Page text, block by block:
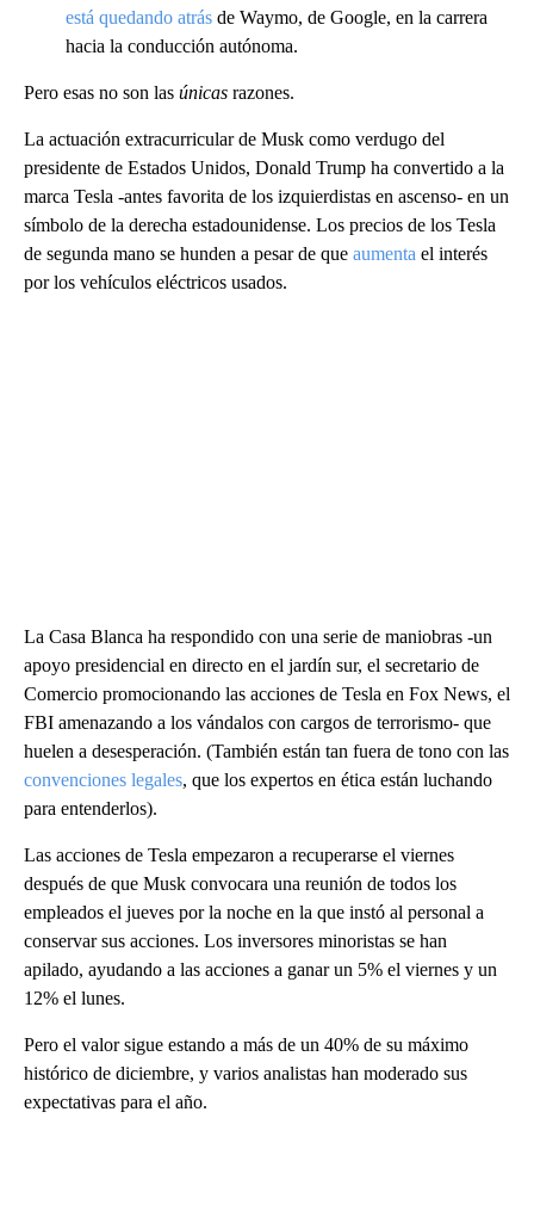
está quedando atrás de Waymo, de Google, en la carrera
hacia la conducción autónoma.
Pero esas no son las únicas razones.
La actuación extracurricular de Musk como verdugo del
presidente de Estados Unidos, Donald Trump ha convertido a la
marca Tesla -antes favorita de los izquierdistas en ascenso- en un
símbolo de la derecha estadounidense. Los precios de los Tesla
de segunda mano se hunden a pesar de que aumenta el interés
por los vehículos eléctricos usados.
La Casa Blanca ha respondido con una serie de maniobras -un
apoyo presidencial en directo en el jardín sur, el secretario de
Comercio promocionando las acciones de Tesla en Fox News, el
FBI amenazando a los vándalos con cargos de terrorismo- que
huelen a desesperación. (También están tan fuera de tono con las
convenciones legales, que los expertos en ética están luchando
para entenderlos).
Las acciones de Tesla empezaron a recuperarse el viernes
después de que Musk convocara una reunión de todos los
empleados el jueves por la noche en la que instó al personal a
conservar sus acciones. Los inversores minoristas se han
apilado, ayudando a las acciones a ganar un 5% el viernes y un
12% el lunes.
Pero el valor sigue estando a más de un 40% de su máximo
histórico de diciembre, y varios analistas han moderado sus
expectativas para el año.